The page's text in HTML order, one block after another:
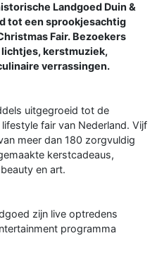
Landgoed Duin &
tot een sprookjesachtig
Fair. Bezoekers
kerstmuziek,
verrassingen.
uitgegroeid tot de
fair van Nederland. Vijf
meer dan 180 zorgvuldig
kerstcadeaus,
en art.
zijn live optredens
programma